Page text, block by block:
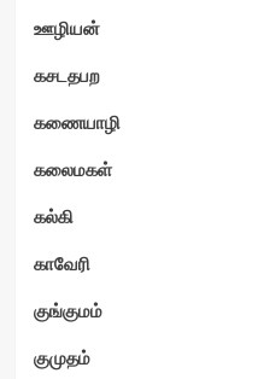
ஊழியன்
கசடதபற
கணையாழி
கலைமகள்
கல்கி
காவேரி
குங்குமம்
குமுதம்